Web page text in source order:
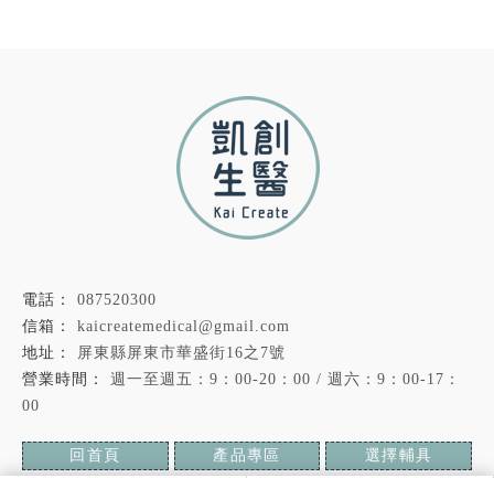
087520300
kaicreatemedical@gmail.com
屏東縣屏東市華盛街16之7號
週一至週五：9：00-20：00 / 週六：9：00-17：
00
回首頁 產品專區 選擇輔具